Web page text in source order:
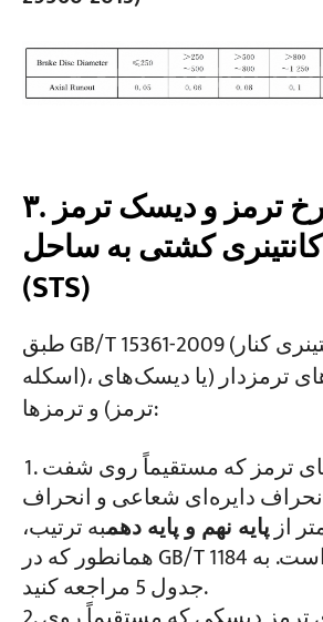
۳. چرخ ترمز و دیسک ترمز
کشتی به ساحل
(STS)
طبق GB/T 15361-2009 (جرثقیل‌های کانتینری کنار
اسکله)، بند 3.6.2 — چرخ‌های ترمزدار (یا دیسک‌های
ترمز) و ترمزها:
ترمز که مستقیماً روی شفت
دایره‌ای شعاعی و انحراف
ازپایه نهم و پایه دهمبه ترتیب،
همانطور که در GB/T 1184 مشخص شده است. به
جدول 5 مراجعه کنید.